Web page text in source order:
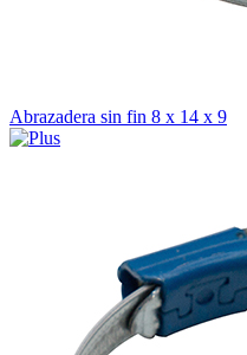
Abrazadera sin fin 8 x 14 x 9